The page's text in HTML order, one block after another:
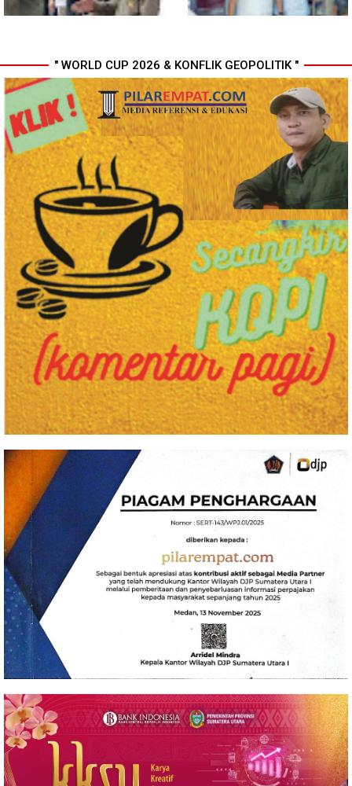
Komisi D DPRDSU Ikut Gubsu
Bobby Nasution Berkantor di
Nias
Walikota Medan Nonaktifkan
Lurah Aur, Rico Waas : Tak Ada
Toleransi bagi Penyalahgunaan
Wewenang
" WORLD CUP 2026 & KONFLIK GEOPOLITIK "